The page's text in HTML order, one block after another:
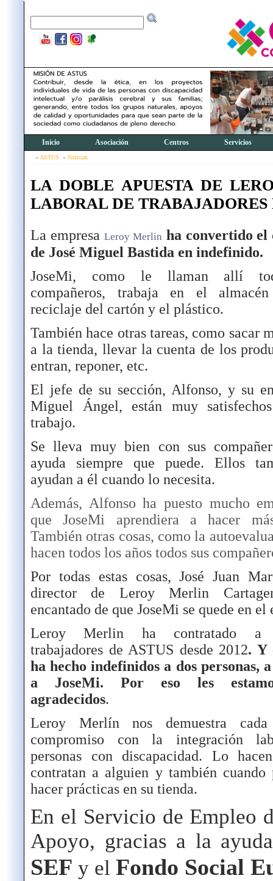
Inicio Asociación Centros Servicios
ASTUS Noticias
LA DOBLE APUESTA DE
LABORAL DE TRABAJADORES
La empresa Leroy Merlin ha convertido el
de José Miguel Bastida en indefinido.
JoseMi, como le llaman allí
compañeros, trabaja en el
reciclaje del cartón y el plástico.
También hace otras tareas, como sacar
a la tienda, llevar la cuenta de los
entran, reponer, etc.
El jefe de su sección, Alfonso, y su
Miguel Ángel, están muy
trabajo.
Se lleva muy bien con sus
ayuda siempre que puede. Ellos
ayudan a él cuando lo necesita.
Además, Alfonso ha puesto mucho
que JoseMi aprendiera a hacer
También otras cosas, como la
hacen todos los años todos sus
Por todas estas cosas, José Juan
director de Leroy Merlin
encantado de que JoseMi se quede en el
Leroy Merlin ha contratado a
trabajadores de ASTUS desde 2012. Y
ha hecho indefinidos a dos personas,
a JoseMi. Por eso les
agradecidos.
Leroy Merlín nos demuestra
compromiso con la integración
personas con discapacidad. Lo
contratan a alguien y también cuando
hacer prácticas en su tienda.
En el Servicio de Empleo
Apoyo, gracias a la
SEF y el Fondo Social